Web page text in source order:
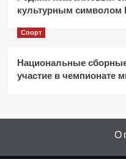
культурным символом
Спорт
Национальные
участие в чемпионате
О